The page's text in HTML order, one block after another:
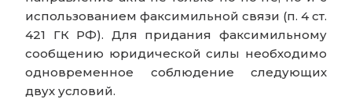
использованием факсимильной связи (п. 4 ст.
421 ГК РФ). Для придания факсимильному
сообщению юридической силы необходимо
одновременное соблюдение следующих
двух условий.